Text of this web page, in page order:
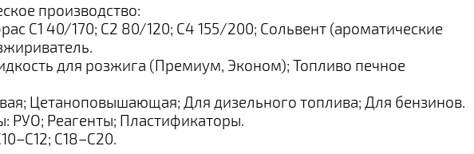
производство:
С1 40/170; С2 80/120; С4 155/200; Сольвент (ароматические
для розжига (Премиум, Эконом); Топливо печное
Цетаноповышающая; Для дизельного топлива; Для бензинов.
РУО; Реагенты; Пластификаторы.
С18–С20.